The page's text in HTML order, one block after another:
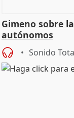
Gimeno sobre
autónomos
Sonido